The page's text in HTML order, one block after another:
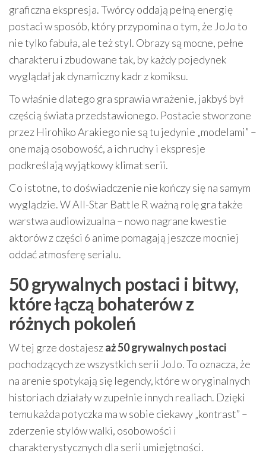
graficzna ekspresja. Twórcy oddają pełną energię
postaci w sposób, który przypomina o tym, że JoJo to
nie tylko fabuła, ale też styl. Obrazy są mocne, pełne
charakteru i zbudowane tak, by każdy pojedynek
wyglądał jak dynamiczny kadr z komiksu.
To właśnie dlatego gra sprawia wrażenie, jakbyś był
częścią świata przedstawionego. Postacie stworzone
przez Hirohiko Arakiego nie są tu jedynie „modelami” –
one mają osobowość, a ich ruchy i ekspresje
podkreślają wyjątkowy klimat serii.
Co istotne, to doświadczenie nie kończy się na samym
wyglądzie. W All-Star Battle R ważną rolę gra także
warstwa audiowizualna – nowo nagrane kwestie
aktorów z części 6 anime pomagają jeszcze mocniej
oddać atmosferę serialu.
50 grywalnych postaci i bitwy,
które łączą bohaterów z
różnych pokoleń
W tej grze dostajeszaż 50 grywalnych postaci
pochodzących ze wszystkich serii JoJo. To oznacza, że
na arenie spotykają się legendy, które w oryginalnych
historiach działały w zupełnie innych realiach. Dzięki
temu każda potyczka ma w sobie ciekawy „kontrast” –
zderzenie stylów walki, osobowości i
charakterystycznych dla serii umiejętności.